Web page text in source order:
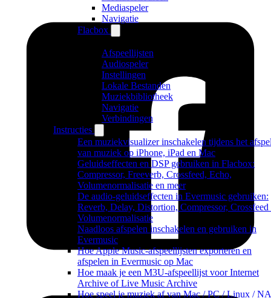
Mediaspeler
Navigatie
Flacbox
Afspeellijsten
Audiospeler
Instellingen
Lokale Bestanden
Muziekbibliotheek
Navigatie
Verbindingen
Instructies
Een muziekvisualizer inschakelen tijdens het
van muziek op iPhone, iPad en Mac
Geluidseffecten en DSP gebruiken in Flacbox:
Compressor, Freeverb, Crossfeed, Echo,
Volumenormalisatie en meer
De audio-geluidseffecten in Evermusic gebruiken:
Reverb, Delay, Distortion, Compressor, Crossfeed
Volumenormalisatie
Naadloos afspelen inschakelen en gebruiken in
Evermusic
Hoe Apple Music-afspeellijsten exporteren en
afspelen in Evermusic op Mac
Hoe maak je een M3U-afspeellijst voor Internet
Archive of Live Music Archive
Hoe speel je muziek af van Mac / PC / Linux /